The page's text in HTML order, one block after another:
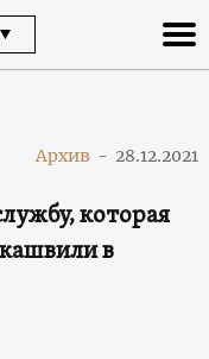
Архив - 28.12.2021
которая
в